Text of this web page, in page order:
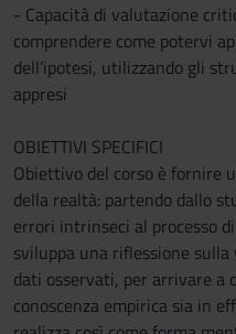
- Capacità di valutazione
comprendere come potervi
dell’ipotesi, utilizzando gli
appresi
OBIETTIVI SPECIFICI
Obiettivo del corso è fornire
della realtà: partendo dallo
errori intrinseci al processo
sviluppa una riflessione
dati osservati, per arrivare a
conoscenza empirica sia in